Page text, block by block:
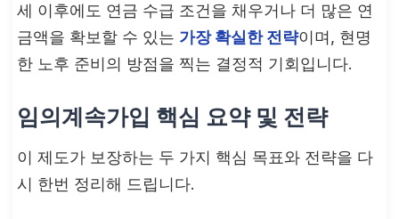
세 이후에도 연금 수급 조건을 채우거나 더 많은 연
금액을 확보할 수 있는 가장 확실한 전략이며, 현명
한 노후 준비의 방점을 찍는 결정적 기회입니다.
임의계속가입 핵심 요약 및 전략
이 제도가 보장하는 두 가지 핵심 목표와 전략을 다
시 한번 정리해 드립니다.